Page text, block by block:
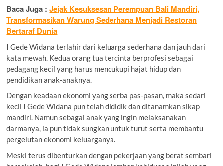
Baca Juga :Jejak Kesuksesan Perempuan Bali Mandiri,
Transformasikan Warung Sederhana Menjadi Restoran
Bertaraf Dunia
I Gede Widana terlahir dari keluarga sederhana dan jauh dari
kata mewah. Kedua orang tua tercinta berprofesi sebagai
pedagang kecil yang harus mencukupi hajat hidup dan
pendidikan anak-anaknya.
Dengan keadaan ekonomi yang serba pas-pasan, maka sedari
kecil I Gede Widana pun telah dididik dan ditanamkan sikap
mandiri. Namun sebagai anak yang ingin melaksanakan
darmanya, ia pun tidak sungkan untuk turut serta membantu
pergelutan ekonomi keluarganya.
Meski terus dibenturkan dengan pekerjaan yang berat sembari